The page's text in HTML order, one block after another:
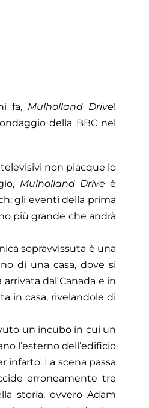
fa, Mulholland Drive!
della BBC nel
non piacque lo
Mulholland Drive è
gli eventi della prima
più grande che andrà
sopravvissuta è una
di una casa, dove si
dal Canada e in
in casa, rivelandole di
un incubo in cui un
l’esterno dell’edificio
La scena passa
erroneamente tre
storia, ovvero Adam